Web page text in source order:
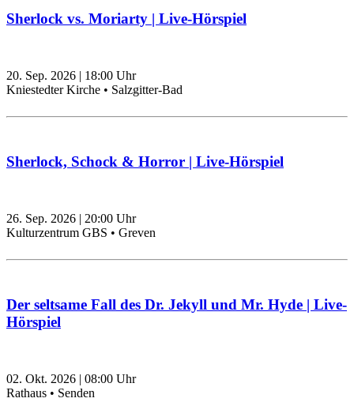
Sherlock vs. Moriarty | Live-Hörspiel
20. Sep. 2026 | 18:00 Uhr
Kniestedter Kirche • Salzgitter-Bad
Sherlock, Schock & Horror | Live-Hörspiel
26. Sep. 2026 | 20:00 Uhr
Kulturzentrum GBS • Greven
Der seltsame Fall des Dr. Jekyll und Mr. Hyde | Live-
Hörspiel
02. Okt. 2026 | 08:00 Uhr
Rathaus • Senden